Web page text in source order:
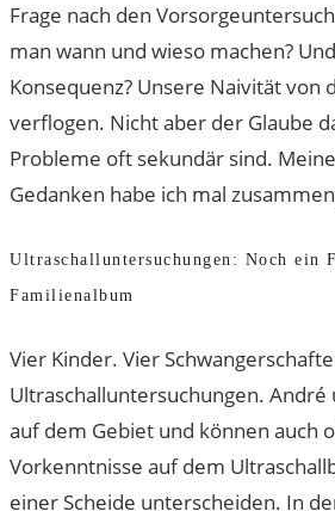
Frage nach den
man wann und wieso machen?
Konsequenz? Unsere Naivität von
verflogen. Nicht aber der Glaube
Probleme oft sekundär sind.
Gedanken habe ich mal
Ultraschalluntersuchungen: Noch ein
Familienalbum
Vier Kinder. Vier
Ultraschalluntersuchungen. André
auf dem Gebiet und können auch
Vorkenntnisse auf dem
einer Scheide unterscheiden. In